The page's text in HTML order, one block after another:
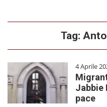
Tag:
4 Aprile
Jabbie
pace